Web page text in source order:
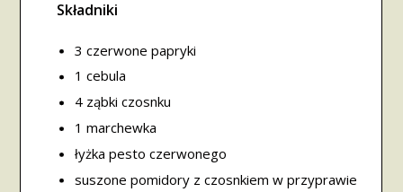
Składniki
3 czerwone papryki
1 cebula
4 ząbki czosnku
1 marchewka
łyżka pesto czerwonego
suszone pomidory z czosnkiem w przyprawie